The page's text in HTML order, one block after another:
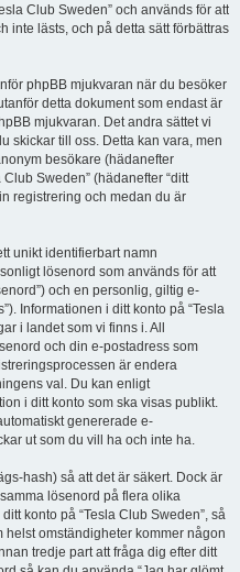
Club Sweden” och används för att
inte lästs, och på detta sätt förbättras
phpBB mjukvaran när du besöker
detta dokument som endast är
mjukvaran. Det andra sättet vi
skickar till oss. Detta kan vara, men
besökare (hädanefter
Sweden” (hädanefter “ditt
registrering och medan du är
unikt identifierbart namn
lösenord som används för att
och en personlig, giltig e-
Informationen i ditt konto på “Tesla
i landet som vi finns i. All
och din e-postadress som
är endera
val. Du kan enligt
i ditt konto som ska visas publikt.
genererade e-
ut som du vill ha och inte ha.
hash) så att det är säkert. Dock är
lösenord på flera olika
konto på “Tesla Club Sweden”, så
omständigheter kommer någon
tredje part att fråga dig efter ditt